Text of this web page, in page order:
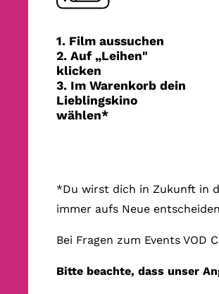
1. Film aussuchen
2. Auf „Leihen"
klicken
3. Im Warenkorb dein
Lieblingskino
wählen*
*Du wirst dich in Zukunft in
immer aufs Neue
Bei Fragen zum Events VOD
Bitte beachte, dass unser